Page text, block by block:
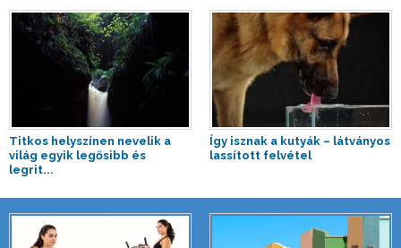
Titkos helyszínen nevelik a
világ egyik legősibb és
legrit...
Így isznak a kutyák – látványos
lassított felvétel